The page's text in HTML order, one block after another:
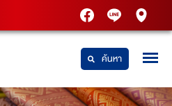
PTT
PTT
ค้นหา